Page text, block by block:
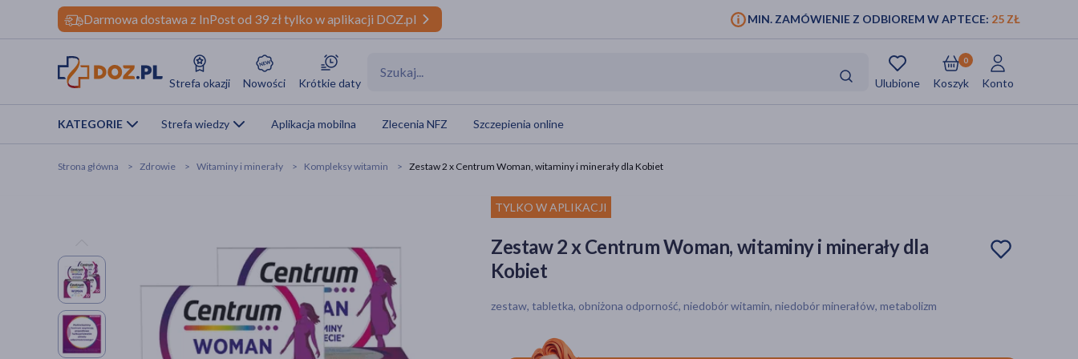
Darmowa dostawa z InPost od 39 zł tylko w aplikacji DOZ.pl MIN. ZAMÓWIENIE Z ODBIOREM W APTECE: 25 ZŁ
Strefa okazji Nowości Krótkie daty Ulubione Koszyk
0
Konto
KATEGORIE Strefa wiedzy Aplikacja mobilna Zlecenia NFZ Szczepienia online
Strona główna Zdrowie Witaminy i minerały Kompleksy witamin Zestaw 2 x Centrum Woman, witaminy i minerały dla Kobiet
TYLKO W APLIKACJI
Zestaw 2 x Centrum Woman, witaminy i minerały dla
Kobiet
zestaw, tabletka, obniżona odporność, niedobór witamin, niedobór minerałów, metabolizm